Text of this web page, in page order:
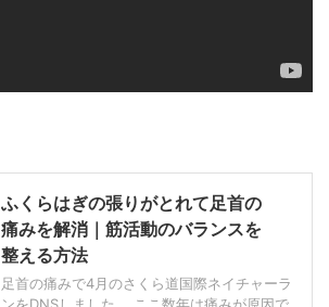
ふくらはぎの張りがとれて足首の
痛みを解消｜筋活動のバランスを
整える方法
足首の痛みで4月のさくら道国際ネイチャーラ